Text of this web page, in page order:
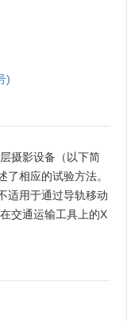
)
摄影设备（以下简
相应的试验方法。
适用于通过导轨移动
交通运输工具上的X